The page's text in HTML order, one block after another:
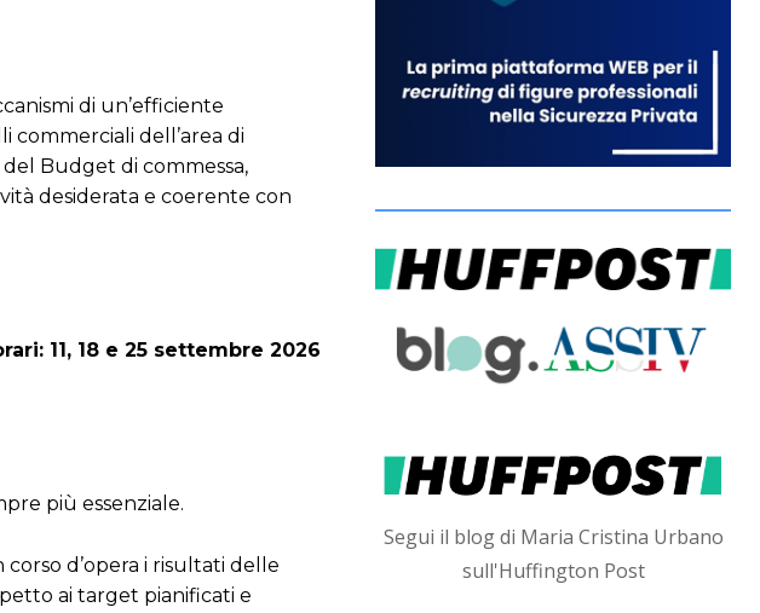
di un’efficiente
dell’area di
Budget di commessa,
desiderata e coerente con
11, 18 e 25 settembre 2026
più essenziale.
d’opera i risultati delle
ai target pianificati e
Segui il blog di Maria Cristina Urbano
sull'Huffington Post